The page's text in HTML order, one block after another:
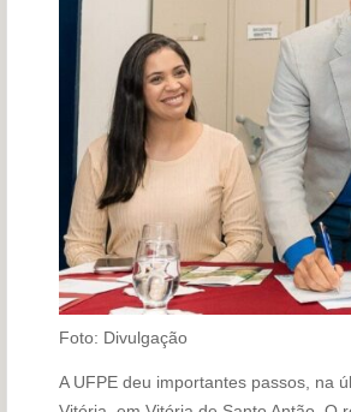
Foto: Divulgação
A UFPE deu importantes passos, na